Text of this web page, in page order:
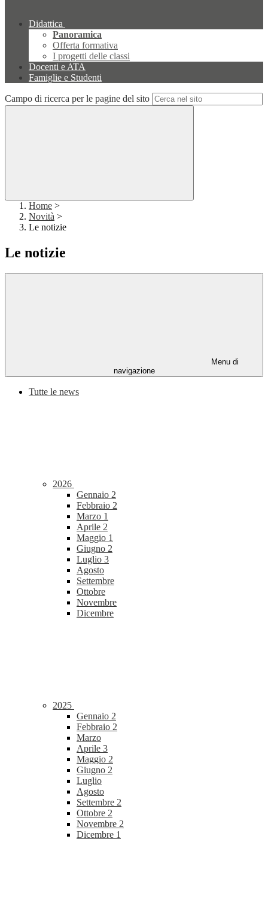
Didattica
Panoramica
Offerta formativa
I progetti delle classi
Docenti e ATA
Famiglie e Studenti
Campo di ricerca per le pagine del sito
Home >
Novità >
Le notizie
Le notizie
Menu di
navigazione
Tutte le news
2026
Gennaio 2
Febbraio 2
Marzo 1
Aprile 2
Maggio 1
Giugno 2
Luglio 3
Agosto
Settembre
Ottobre
Novembre
Dicembre
2025
Gennaio 2
Febbraio 2
Marzo
Aprile 3
Maggio 2
Giugno 2
Luglio
Agosto
Settembre 2
Ottobre 2
Novembre 2
Dicembre 1